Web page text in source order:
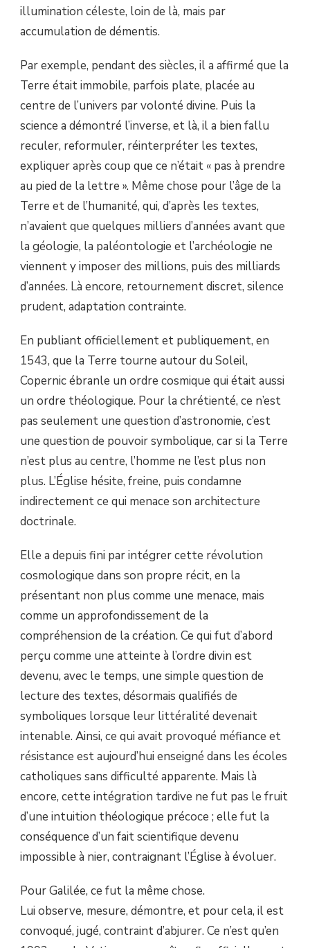
LES
D’ÉVOLUER
illumination céleste, loin de là, mais par
accumulation de démentis.
Par exemple, pendant des siècles, il a affirmé que la
Terre était immobile, parfois plate, placée au
centre de l’univers par volonté divine. Puis la
science a démontré l’inverse, et là, il a bien fallu
reculer, reformuler, réinterpréter les textes,
expliquer après coup que ce n’était « pas à prendre
au pied de la lettre ». Même chose pour l’âge de la
Terre et de l’humanité, qui, d’après les textes,
n’avaient que quelques milliers d’années avant que
la géologie, la paléontologie et l’archéologie ne
viennent y imposer des millions, puis des milliards
d’années. Là encore, retournement discret, silence
prudent, adaptation contrainte.
En publiant officiellement et publiquement, en
1543, que la Terre tourne autour du Soleil,
Copernic ébranle un ordre cosmique qui était aussi
un ordre théologique. Pour la chrétienté, ce n’est
pas seulement une question d’astronomie, c’est
une question de pouvoir symbolique, car si la Terre
n’est plus au centre, l’homme ne l’est plus non
plus. L’Église hésite, freine, puis condamne
indirectement ce qui menace son architecture
doctrinale.
Elle a depuis fini par intégrer cette révolution
cosmologique dans son propre récit, en la
présentant non plus comme une menace, mais
comme un approfondissement de la
compréhension de la création. Ce qui fut d’abord
perçu comme une atteinte à l’ordre divin est
devenu, avec le temps, une simple question de
lecture des textes, désormais qualifiés de
symboliques lorsque leur littéralité devenait
intenable. Ainsi, ce qui avait provoqué méfiance et
résistance est aujourd’hui enseigné dans les écoles
catholiques sans difficulté apparente. Mais là
encore, cette intégration tardive ne fut pas le fruit
d’une intuition théologique précoce ; elle fut la
conséquence d’un fait scientifique devenu
impossible à nier, contraignant l’Église à évoluer.
Pour Galilée, ce fut la même chose.
Lui observe, mesure, démontre, et pour cela, il est
convoqué, jugé, contraint d’abjurer. Ce n’est qu’en